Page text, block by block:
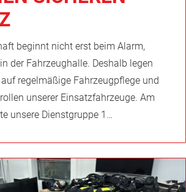
beginnt nicht erst beim Alarm,
der Fahrzeughalle. Deshalb legen
regelmäßige Fahrzeugpflege und
unserer Einsatzfahrzeuge. Am
unsere Dienstgruppe 1…